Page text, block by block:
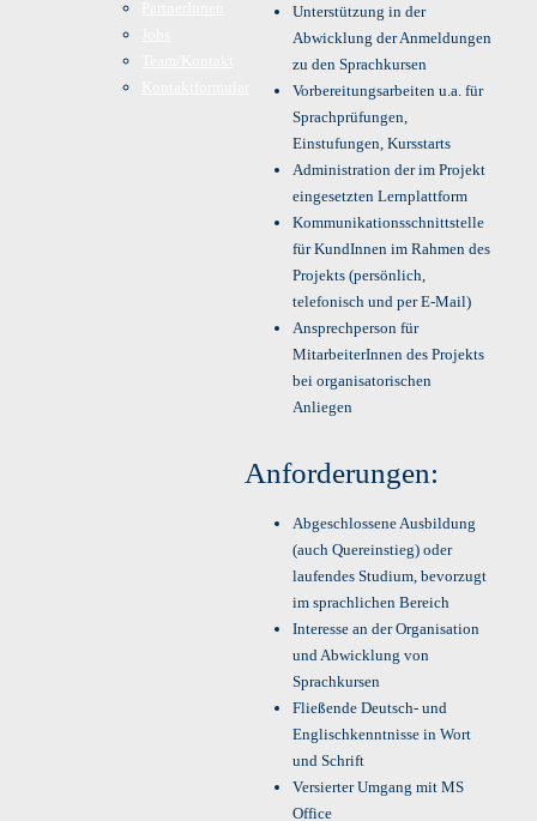
Unterstützung in der
Abwicklung der Anmeldungen
zu den Sprachkursen
Vorbereitungsarbeiten u.a. für
Sprachprüfungen,
Einstufungen, Kursstarts
Administration der im Projekt
eingesetzten Lernplattform
Kommunikationsschnittstelle
für KundInnen im Rahmen des
Projekts (persönlich,
telefonisch und per E-Mail)
Ansprechperson für
MitarbeiterInnen des Projekts
bei organisatorischen
Anliegen
Anforderungen:
Abgeschlossene Ausbildung
(auch Quereinstieg) oder
laufendes Studium, bevorzugt
im sprachlichen Bereich
Interesse an der Organisation
und Abwicklung von
Sprachkursen
Fließende Deutsch- und
Englischkenntnisse in Wort
und Schrift
Versierter Umgang mit MS
Office